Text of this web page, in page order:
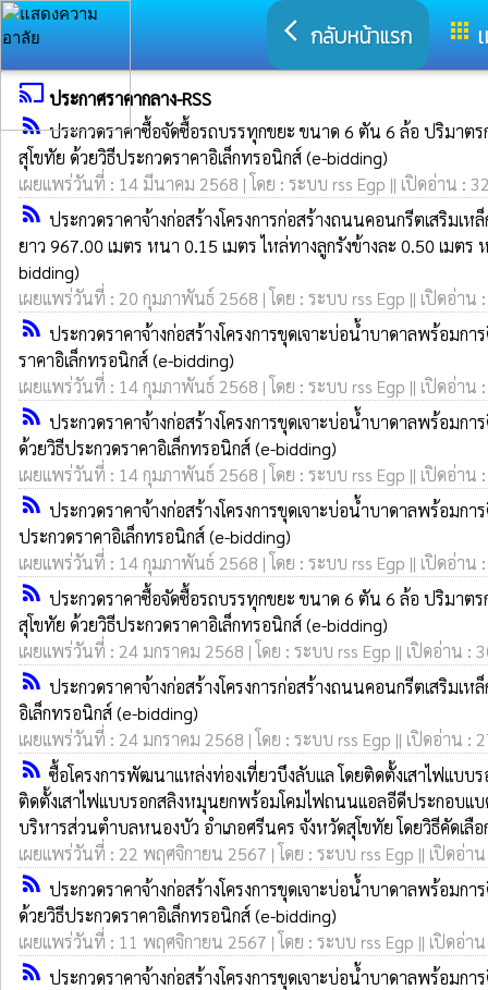
arrow_back_ios กลับหน้าแรก apps
cast ประกาศราคากลาง-RSS
rss_feedประกวดราคาซื้อจัดซื้อรถบรรทุกขยะ ขนาด 6 ตัน 6 ล้อ ปริมาต
สุโขทัย ด้วยวิธีประกวดราคาอิเล็กทรอนิกส์ (e-bidding)
เผยแพร่วันที่ : 14 มีนาคม 2568 | โดย : ระบบ rss Egp || เปิดอ่าน :
rss_feed ประกวดราคาจ้างก่อสร้างโครงการก่อสร้างถนนคอนกรีตเสริม
ยาว 967.00 เมตร หนา 0.15 เมตร ไหล่ทางลูกรังข้างละ 0.50 เม
bidding)
เผยแพร่วันที่ : 20 กุมภาพันธ์ 2568 | โดย : ระบบ rss Egp || เปิดอ่าน
rss_feed ประกวดราคาจ้างก่อสร้างโครงการขุดเจาะบ่อน้ำบาดาลพร้อ
ราคาอิเล็กทรอนิกส์ (e-bidding)
เผยแพร่วันที่ : 14 กุมภาพันธ์ 2568 | โดย : ระบบ rss Egp || เปิดอ่าน
rss_feed ประกวดราคาจ้างก่อสร้างโครงการขุดเจาะบ่อน้ำบาดาลพร้อ
ด้วยวิธีประกวดราคาอิเล็กทรอนิกส์ (e-bidding)
เผยแพร่วันที่ : 14 กุมภาพันธ์ 2568 | โดย : ระบบ rss Egp || เปิดอ่าน
rss_feed ประกวดราคาจ้างก่อสร้างโครงการขุดเจาะบ่อน้ำบาดาลพร้อม
ประกวดราคาอิเล็กทรอนิกส์ (e-bidding)
เผยแพร่วันที่ : 14 กุมภาพันธ์ 2568 | โดย : ระบบ rss Egp || เปิดอ่าน
rss_feed ประกวดราคาซื้อจัดซื้อรถบรรทุกขยะ ขนาด 6 ตัน 6 ล้อ ปริมาต
สุโขทัย ด้วยวิธีประกวดราคาอิเล็กทรอนิกส์ (e-bidding)
เผยแพร่วันที่ : 24 มกราคม 2568 | โดย : ระบบ rss Egp || เปิดอ่าน :
rss_feed ประกวดราคาจ้างก่อสร้างโครงการก่อสร้างถนนคอนกรีตเสริ
อิเล็กทรอนิกส์ (e-bidding)
เผยแพร่วันที่ : 24 มกราคม 2568 | โดย : ระบบ rss Egp || เปิดอ่าน :
rss_feed ซื้อโครงการพัฒนาแหล่งท่องเที่ยวบึงลับแล โดยติดตั้งเสาไฟแบ
ติดตั้งเสาไฟแบบรอกสลิงหมุนยกพร้อมโคมไฟถนนแอลอีดีประกอบแ
บริหารส่วนตำบลหนองบัว อำเภอศรีนคร จังหวัดสุโขทัย โดยวิธีคัดเลือ
เผยแพร่วันที่ : 22 พฤศจิกายน 2567 | โดย : ระบบ rss Egp || เปิดอ่า
rss_feed ประกวดราคาจ้างก่อสร้างโครงการขุดเจาะบ่อน้ำบาดาลพร้อ
ด้วยวิธีประกวดราคาอิเล็กทรอนิกส์ (e-bidding)
เผยแพร่วันที่ : 11 พฤศจิกายน 2567 | โดย : ระบบ rss Egp || เปิดอ่า
rss_feed ประกวดราคาจ้างก่อสร้างโครงการขุดเจาะบ่อน้ำบาดาลพร้อม